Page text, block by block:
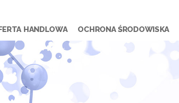
HANDLOWA OCHRONA ŚRODOWISKA